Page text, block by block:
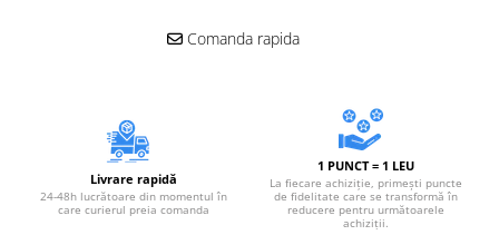
Comanda rapida
Livrare rapidă
24-48h lucrătoare din momentul în
care curierul preia comanda
1 PUNCT = 1 LEU
La fiecare achiziție, primești puncte
de fidelitate care se transformă în
reducere pentru următoarele
achiziții.